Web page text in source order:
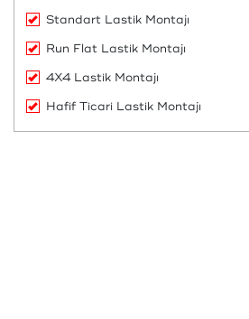
Standart Lastik Montajı
Run Flat Lastik Montajı
4X4 Lastik Montajı
Hafif Ticari Lastik Montajı